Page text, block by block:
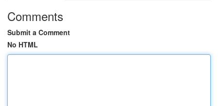
Comments
Submit a Comment
No HTML